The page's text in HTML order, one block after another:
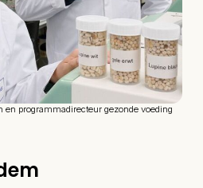
en programmadirecteur gezonde voeding